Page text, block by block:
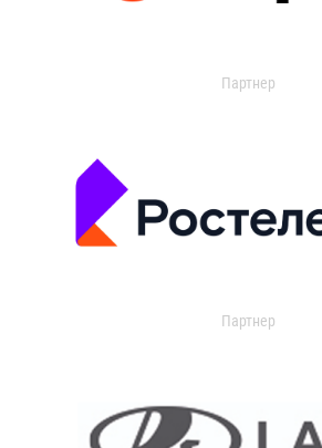
Партнер
Партнер